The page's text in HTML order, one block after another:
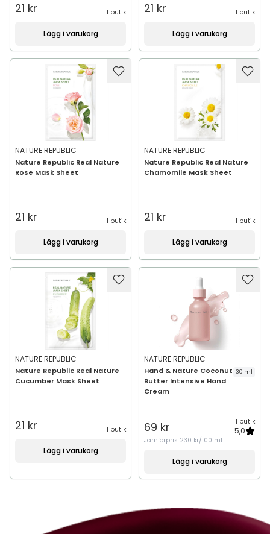
21 kr 1 butik
Lägg i varukorg
21 kr 1 butik
Lägg i varukorg
NATURE REPUBLIC
Nature Republic Real Nature
Rose Mask Sheet
21 kr 1 butik
Lägg i varukorg
NATURE REPUBLIC
Nature Republic Real Nature
Chamomile Mask Sheet
21 kr 1 butik
Lägg i varukorg
NATURE REPUBLIC
Nature Republic Real Nature
Cucumber Mask Sheet
21 kr 1 butik
Lägg i varukorg
NATURE REPUBLIC
Hand & Nature Coconut
Butter Intensive Hand
Cream
30 ml
69 kr 1 butik
5,0
Jämförpris 230 kr/100 ml
Lägg i varukorg